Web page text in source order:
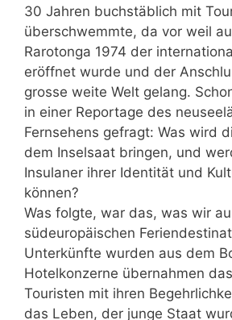
30 Jahren buchstäblich mit
überschwemmte, da vor weil
Rarotonga 1974 der
eröffnet wurde und der
grosse weite Welt gelang.
in einer Reportage des
Fernsehens gefragt: Was wird
dem Inselsaat bringen, und
Insulaner ihrer Identität und
können?
Was folgte, war das, was wir
südeuropäischen
Unterkünfte wurden aus dem
Hotelkonzerne übernahmen
Touristen mit ihren
das Leben, der junge Staat